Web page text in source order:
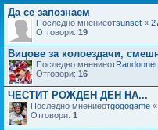
Да се запознаем
Последно мнениеотsunset «
Отговори: 19
Вицове за колоездачи,
Последно мнениеот
Отговори: 16
ЧЕСТИТ РОЖДЕН ДЕН НА...
Последно мнениеотgogogame «
Отговори: 1